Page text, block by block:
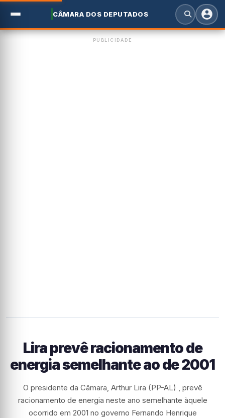
CÂMARA DOS DEPUTADOS
PUBLICIDADE
Lira prevê racionamento de
energia semelhante ao de 2001
O presidente da Câmara, Arthur Lira (PP-AL) , prevê
racionamento de energia neste ano semelhante àquele
ocorrido em 2001 no governo Fernando Henrique